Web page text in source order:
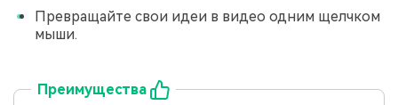
Превращайте свои идеи в видео одним щелчком
мыши.
Преимущества